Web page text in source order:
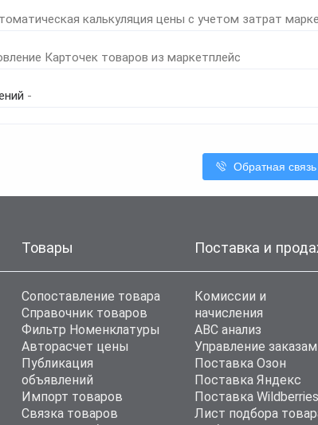
калькуляция цены с учетом затрат
Карточек товаров из маркетплейс
-
Обратная связь
Товары
Сопоставление товара
Справочник товаров
Фильтр Номенклатуры
Авторасчет цены
Публикация
объявлений
Импорт товаров
Связка товаров
Поставка и
Комиссии и
начисления
ABC анализ
Управление
Поставка Озон
Поставка Яндекс
Поставка Wildberries
Лист подбора